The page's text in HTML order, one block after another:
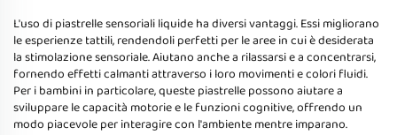
L'uso di piastrelle sensoriali liquide ha diversi vantaggi. Essi migliorano
le esperienze tattili, rendendoli perfetti per le aree in cui è desiderata
la stimolazione sensoriale. Aiutano anche a rilassarsi e a concentrarsi,
fornendo effetti calmanti attraverso i loro movimenti e colori fluidi.
Per i bambini in particolare, queste piastrelle possono aiutare a
sviluppare le capacità motorie e le funzioni cognitive, offrendo un
modo piacevole per interagire con l'ambiente mentre imparano.